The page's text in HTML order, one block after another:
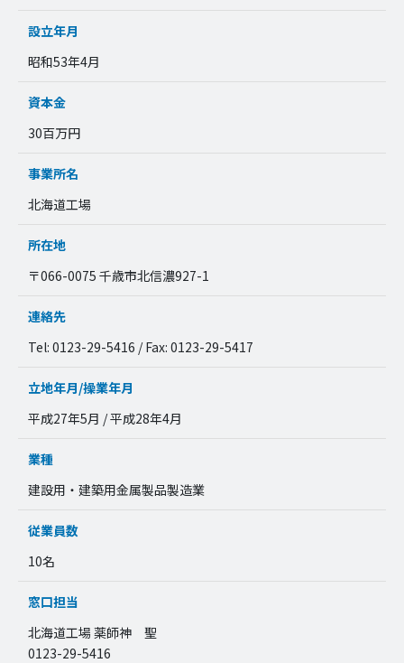
設立年月
昭和53年4月
資本金
30百万円
事業所名
北海道工場
所在地
〒066-0075 千歳市北信濃927-1
連絡先
Tel: 0123-29-5416 / Fax: 0123-29-5417
立地年月/操業年月
平成27年5月 / 平成28年4月
業種
建設用・建築用金属製品製造業
従業員数
10名
窓口担当
北海道工場 薬師神 聖
0123-29-5416